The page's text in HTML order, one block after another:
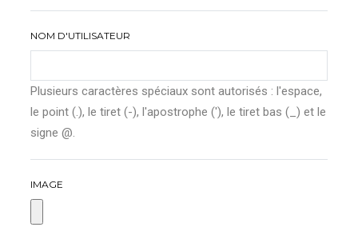
NOM D'UTILISATEUR
Plusieurs caractères spéciaux sont autorisés : l'espace,
le point (.), le tiret (-), l'apostrophe ('), le tiret bas (_) et le
signe @.
IMAGE